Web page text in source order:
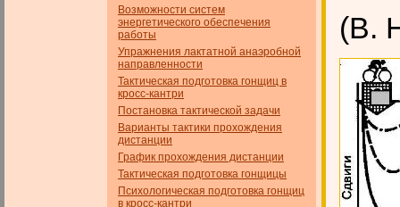
Возможности систем
энергетического обеспечения
работы
Упражнения лактатной анаэробной
направленности
Тактическая подготовка гонщиц в
кросс-кантри
Постановка тактической задачи
Варианты тактики прохождения
дистанции
График прохождения дистанции
Тактическая подготовка гонщицы
Психологическая подготовка гонщиц
в кросс-кантри
(В.